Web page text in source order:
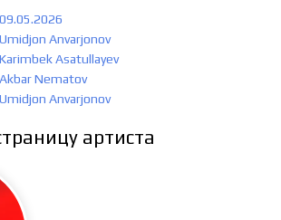
09.05.2026
Umidjon Anvarjonov
Karimbek Asatullayev
Akbar Nematov
Umidjon Anvarjonov
артиста